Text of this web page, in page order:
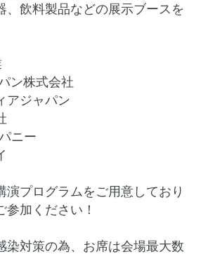
、飲料製品などの展示ブースを
ン株式会社
アジャパン
ニー
演プログラムをご用意しており
参加ください！
染対策の為、お席は会場最大数